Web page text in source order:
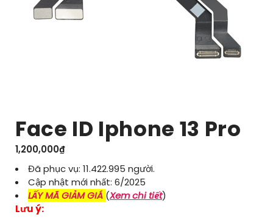
Face ID Iphone 13 Pro
1,200,000₫
Đã phục vụ: 11.422.995 người.
Cập nhật mới nhất: 6/2025
LẤY MÃ GIẢM GIÁ (Xem chi tiết)
Lưu ý: